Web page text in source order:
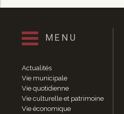
Enfance et jeunesse
Relais Assistantes
Restauration scolaire
Centres de loisirs
Solidarité
Services à domicile
MENU
Actualités
Vie municipale
Vie quotidienne
Vie culturelle et patrimoine
Vie économique